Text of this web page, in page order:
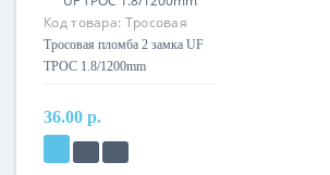
Код товара: Тросовая
пломба 2 замка UF ТРОС
1.8/1200mm
Тросовая пломба 2 замка UF
ТРОС 1.8/1200mm
36.00 р.